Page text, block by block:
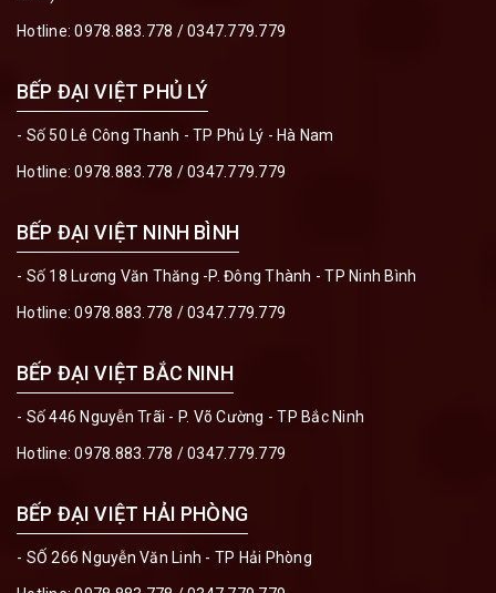
Hotline:0978.883.778 /0347.779.779
BẾP ĐẠI VIỆT PHỦ LÝ
- Số 50 Lê Công Thanh - TP Phủ Lý - Hà Nam
Hotline:0978.883.778 /0347.779.779
BẾP ĐẠI VIỆT NINH BÌNH
- Số 18 Lương Văn Thăng -P. Đông Thành - TP Ninh Bình
Hotline:0978.883.778 /0347.779.779
BẾP ĐẠI VIỆT BẮC NINH
- Số 446 Nguyễn Trãi - P. Võ Cường - TP Bắc Ninh
Hotline:0978.883.778 /0347.779.779
BẾP ĐẠI VIỆT HẢI PHÒNG
- SỐ 266 Nguyễn Văn Linh - TP Hải Phòng